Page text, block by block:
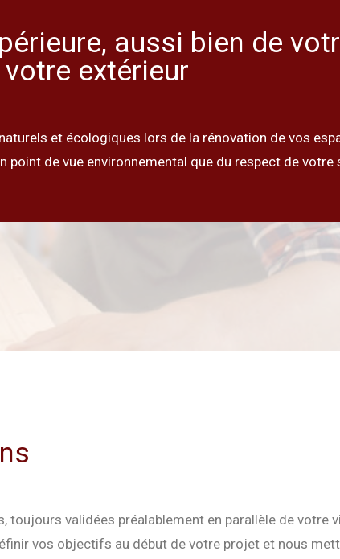
aussi bien de
extérieur
et écologiques lors de la rénovation de vos
point de vue environnemental que du respect de votre
validées préalablement en parallèle de votre
vos objectifs au début de votre projet et nous